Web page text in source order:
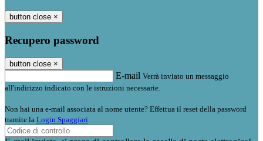
button close ×
Recupero password
button close ×
E-mail Verrà inviato un messaggio
all'indirizzo indicato con le istruzioni necessarie.
Non hai una e-mail associata al nome utente? Effettua il reset della password
tramite la Login Spaggiari